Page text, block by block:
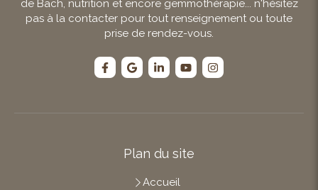
de Bach, nutrition et encore gemmothérapie... n'hésitez
pas à la contacter pour tout renseignement ou toute
prise de rendez-vous.
Plan du site
Accueil